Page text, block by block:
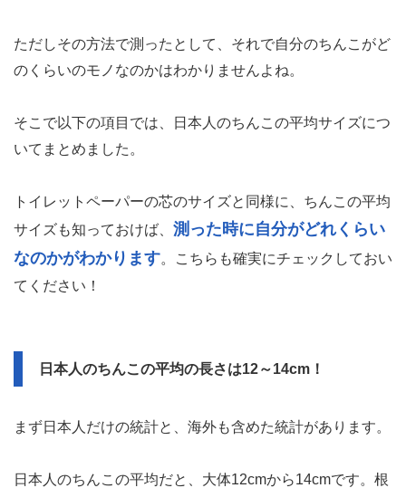
ただしその方法で測ったとして、それで自分のちんこがど
のくらいのモノなのかはわかりませんよね。
そこで以下の項目では、日本人のちんこの平均サイズにつ
いてまとめました。
トイレットペーパーの芯のサイズと同様に、ちんこの平均
サイズも知っておけば、 測った時に自分がどれくらい
なのかがわかります。こちらも確実にチェックしておい
てください！
日本人のちんこの平均の長さは12～14cm！
まず日本人だけの統計と、海外も含めた統計があります。
日本人のちんこの平均だと、大体12cmから14cmです。根